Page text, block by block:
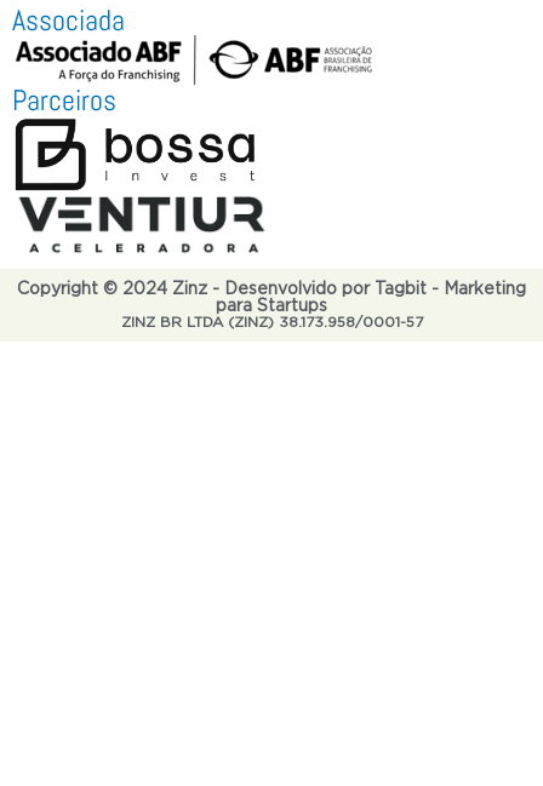
Associada
Parceiros
Copyright © 2024 Zinz - Desenvolvido por Tagbit - Marketing
para Startups
ZINZ BR LTDA (ZINZ) 38.173.958/0001-57